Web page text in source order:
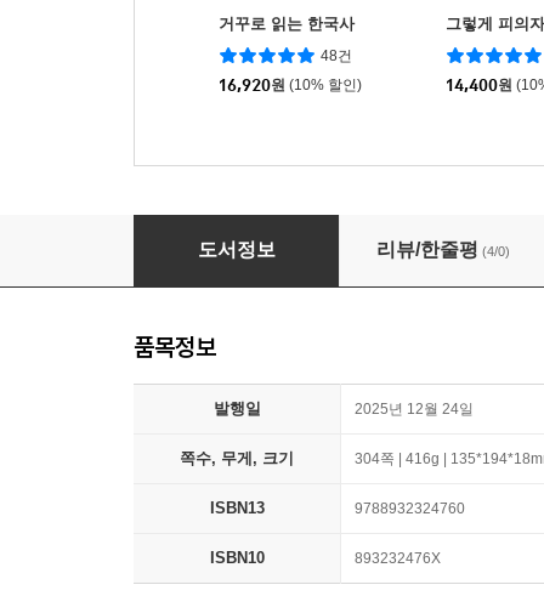
거꾸로 읽는 한국사
48건
16,920원 (10% 할인)
그렇게 피의
14,400원
K-민주주의 다시 보기
도서정보 리뷰/한줄평 (4/0)
품목정보
발행일 2025년 12월 24일
쪽수, 무게, 크기 304쪽 | 416g |
ISBN13 9788932324760
ISBN10 893232476X